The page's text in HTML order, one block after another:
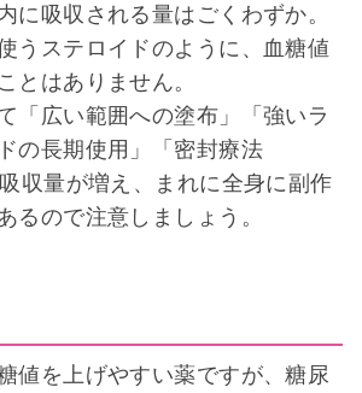
に吸収される量はごくわずか。
うステロイドのように、血糖値
とはありません。
「広い範囲への塗布」「強いラ
の長期使用」「密封療法
収量が増え、まれに全身に副作
るので注意しましょう。
値を上げやすい薬ですが、糖尿